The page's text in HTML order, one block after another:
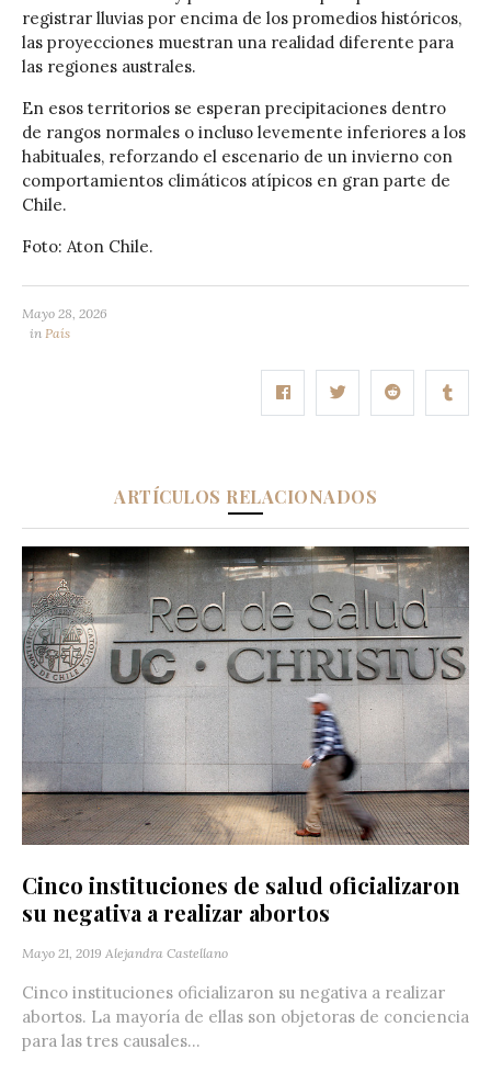
registrar lluvias por encima de los promedios históricos,
las proyecciones muestran una realidad diferente para
las regiones australes.
En esos territorios se esperan precipitaciones dentro
de rangos normales o incluso levemente inferiores a los
habituales, reforzando el escenario de un invierno con
comportamientos climáticos atípicos en gran parte de
Chile.
Foto: Aton Chile.
Mayo 28, 2026
in País
ARTÍCULOS RELACIONADOS
Cinco instituciones de salud oficializaron
su negativa a realizar abortos
Mayo 21, 2019 Alejandra Castellano
Cinco instituciones oficializaron su negativa a realizar
abortos. La mayoría de ellas son objetoras de conciencia
para las tres causales...